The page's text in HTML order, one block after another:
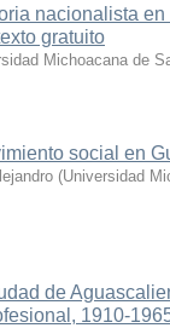
nacionalista
gratuito
Michoacana de
social en
(Universidad
de
1910-